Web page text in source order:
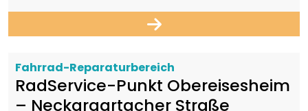
Fahrrad-Reparaturbereich
RadService-Punkt Obereisesheim
– Neckargartacher Straße